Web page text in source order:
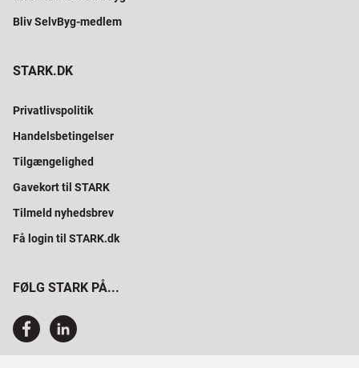
Bliv SelvByg-medlem
STARK.DK
Privatlivspolitik
Handelsbetingelser
Tilgængelighed
Gavekort til STARK
Tilmeld nyhedsbrev
Få login til STARK.dk
FØLG STARK PÅ...